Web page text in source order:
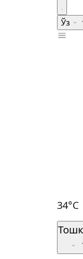
Ўз
34°C